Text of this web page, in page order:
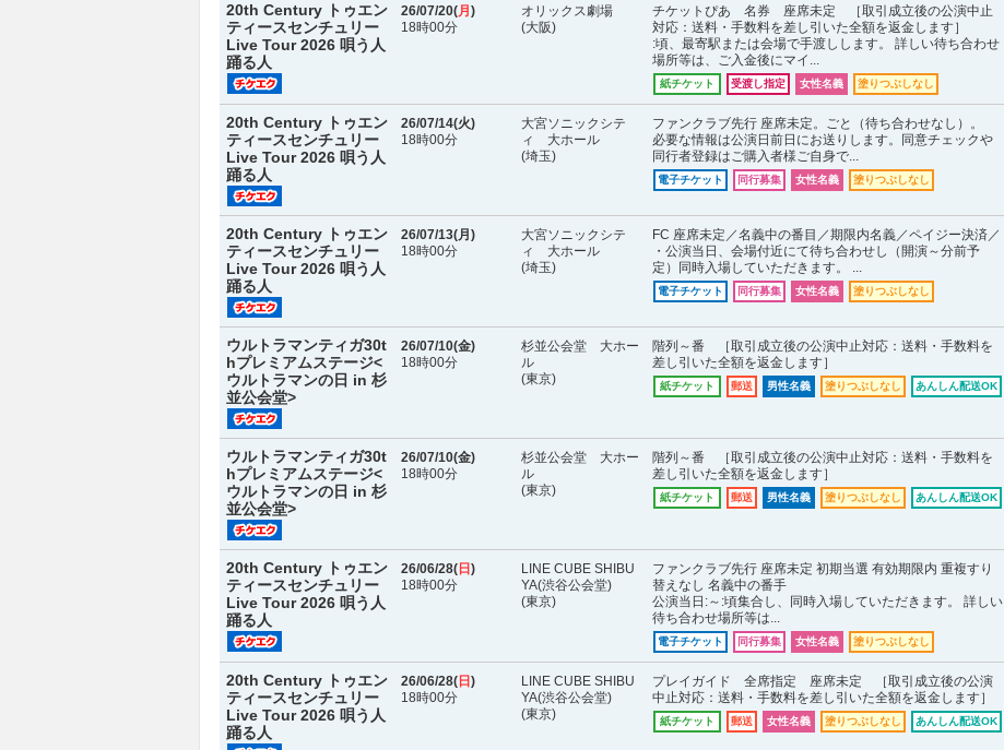
20th Century トゥエン
ティースセンチュリー
Live Tour 2026 唄う人
踊る人
26/07/20(月 )
18時00分
オリックス劇場
(大阪)
チケットぴあ 名券 座席未定 ［取引成立後の公演中止
対応：送料・手数料を差し引いた全額を返金します］
:頃、最寄駅または会場で手渡しします。 詳しい待ち合わせ
場所等は、ご入金後にマイ...
紙チケット 受渡し指定 女性名義 塗りつぶしなし
20th Century トゥエン
ティースセンチュリー
Live Tour 2026 唄う人
踊る人
26/07/14(火)
18時00分
大宮ソニックシテ
ィ 大ホール
(埼玉)
ファンクラブ先行 座席未定。ごと（待ち合わせなし）。
必要な情報は公演日前日にお送りします。同意チェックや
同行者登録はご購入者様ご自身で...
電子チケット 同行募集 女性名義 塗りつぶしなし
20th Century トゥエン
ティースセンチュリー
Live Tour 2026 唄う人
踊る人
26/07/13(月 )
18時00分
大宮ソニックシテ
ィ 大ホール
(埼玉)
FC 座席未定／名義中の番目／期限内名義／ペイジー決済／
・公演当日、会場付近にて待ち合わせし（開演～分前予
定）同時入場していただきます。 ...
電子チケット 同行募集 女性名義 塗りつぶしなし
ウルトラマンティガ30t
hプレミアムステージ<
ウルトラマンの日 in 杉
並公会堂>
26/07/10(金)
18時00分
杉並公会堂 大ホー
ル
(東京)
階列～番 ［取引成立後の公演中止対応：送料・手数料を
差し引いた全額を返金します］
紙チケット 郵送 男性名義 塗りつぶしなし あんしん配送OK
ウルトラマンティガ30t
hプレミアムステージ<
ウルトラマンの日 in 杉
並公会堂>
26/07/10(金)
18時00分
杉並公会堂 大ホー
ル
(東京)
階列～番 ［取引成立後の公演中止対応：送料・手数料を
差し引いた全額を返金します］
紙チケット 郵送 男性名義 塗りつぶしなし あんしん配送OK
20th Century トゥエン
ティースセンチュリー
Live Tour 2026 唄う人
踊る人
26/06/28( 日 )
18時00分
LINE CUBE SHIBU
YA(渋谷公会堂)
(東京)
ファンクラブ先行 座席未定 初期当選 有効期限内 重複すり
替えなし 名義中の番手
公演当日:～:頃集合し、同時入場していただきます。 詳しい
待ち合わせ場所等は...
電子チケット 同行募集 女性名義 塗りつぶしなし
20th Century トゥエン
ティースセンチュリー
Live Tour 2026 唄う人
踊る人
26/06/28( 日 )
18時00分
LINE CUBE SHIBU
YA(渋谷公会堂)
(東京)
プレイガイド 全席指定 座席未定 ［取引成立後の公演
中止対応：送料・手数料を差し引いた全額を返金します］
紙チケット 郵送 女性名義 塗りつぶしなし あんしん配送OK